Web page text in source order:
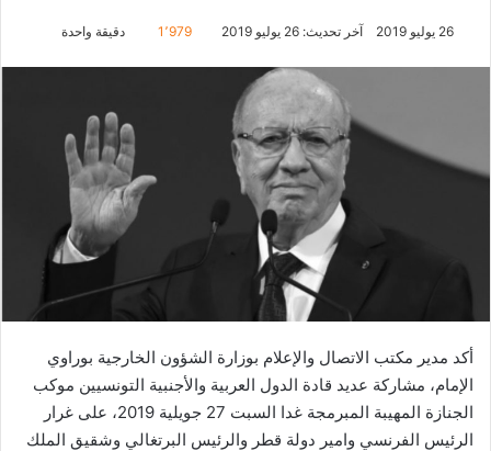
26 يوليو 2019 آخر تحديث: 26 يوليو 2019 1٬979 دقيقة واحدة
أكد مدير مكتب الاتصال والإعلام بوزارة الشؤون الخارجية بوراوي
الإمام، مشاركة عديد قادة الدول العربية والأجنبية التونسيين موكب
الجنازة المهيبة المبرمجة غدا السبت 27 جويلية 2019، على غرار
الرئيس الفرنسي وامير دولة قطر والرئيس البرتغالي وشقيق الملك